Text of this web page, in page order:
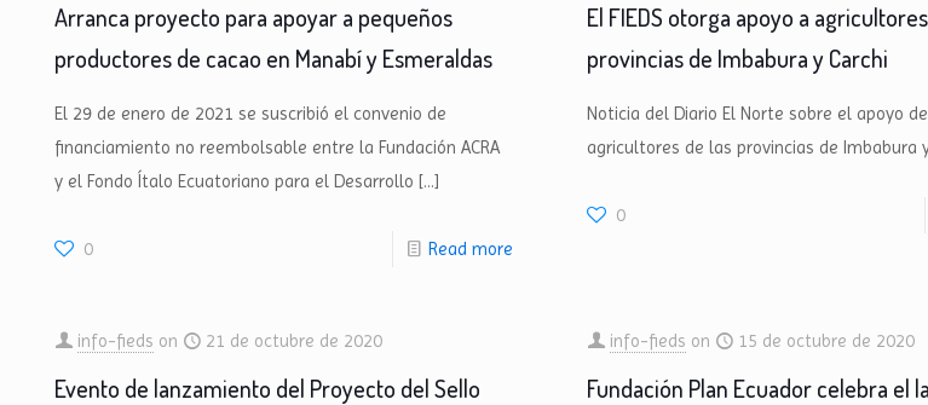
Arranca proyecto para apoyar a pequeños
productores de cacao en Manabí y Esmeraldas
El 29 de enero de 2021 se suscribió el convenio de
financiamiento no reembolsable entre la Fundación ACRA
y el Fondo Ítalo Ecuatoriano para el Desarrollo […]
0 Read more
El FIEDS otorga apoyo a
provincias de Imbabura y Carchi
Noticia del Diario El Norte sobre el apoyo del
agricultores de las provincias de Imbabura
0
info-fieds on 21 de octubre de 2020
Evento de lanzamiento del Proyecto del Sello
info-fieds on 15 de octubre de 2020
Fundación Plan Ecuador celebra el